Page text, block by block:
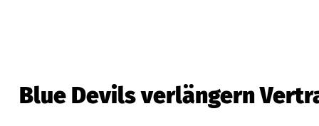
Blue Devils verlängern